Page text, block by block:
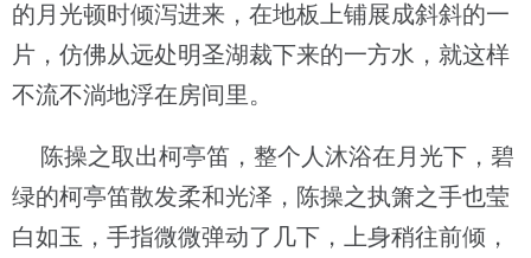
的月光顿时倾泻进来，在地板上铺展成斜斜的一
片，仿佛从远处明圣湖裁下来的一方水，就这样
不流不淌地浮在房间里。
陈操之取出柯亭笛，整个人沐浴在月光下，碧
绿的柯亭笛散发柔和光泽，陈操之执箫之手也莹
白如玉，手指微微弹动了几下，上身稍往前倾，